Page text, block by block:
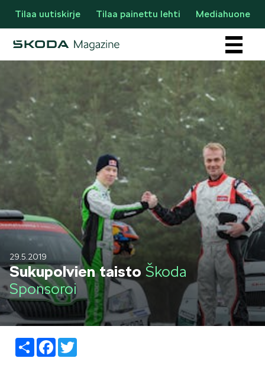
Tilaa uutiskirje Tilaa painettu lehti Mediahuone
Osastot
AJANKOHTAISTA & UUTTA
LIFESTYLE
29.5.2019
Sukupolvien taisto Škoda
Sponsoroi
ShareFacebook